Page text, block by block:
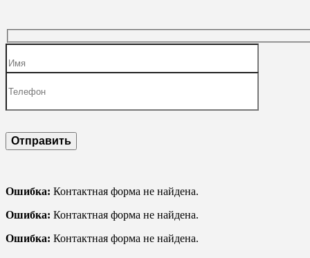
Ошибка: Контактная форма не найдена.
Ошибка: Контактная форма не найдена.
Ошибка: Контактная форма не найдена.